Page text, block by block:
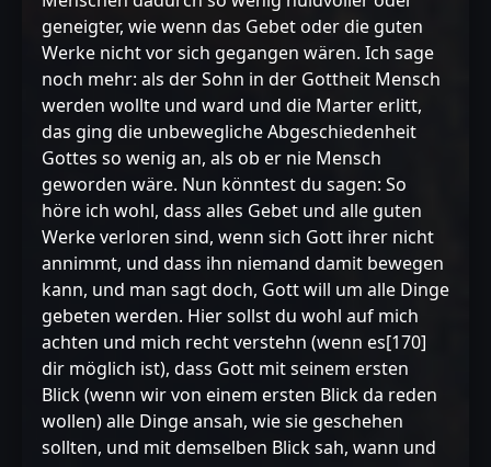
geneigter, wie wenn das Gebet oder die guten
Werke nicht vor sich gegangen wären. Ich sage
noch mehr: als der Sohn in der Gottheit Mensch
werden wollte und ward und die Marter erlitt,
das ging die unbewegliche Abgeschiedenheit
Gottes so wenig an, als ob er nie Mensch
geworden wäre. Nun könntest du sagen: So
höre ich wohl, dass alles Gebet und alle guten
Werke verloren sind, wenn sich Gott ihrer nicht
annimmt, und dass ihn niemand damit bewegen
kann, und man sagt doch, Gott will um alle Dinge
gebeten werden. Hier sollst du wohl auf mich
achten und mich recht verstehn (wenn es[170]
dir möglich ist), dass Gott mit seinem ersten
Blick (wenn wir von einem ersten Blick da reden
wollen) alle Dinge ansah, wie sie geschehen
sollten, und mit demselben Blick sah, wann und